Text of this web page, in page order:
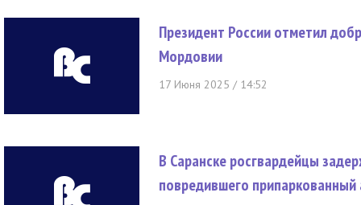
Президент России отметил
Мордовии
17 Июня 2025 / 14:52
В Саранске росгвардейцы
повредившего